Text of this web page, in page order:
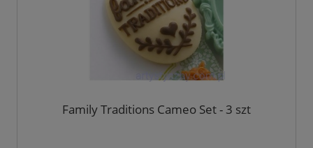
Family Traditions Cameo Set - 3 szt